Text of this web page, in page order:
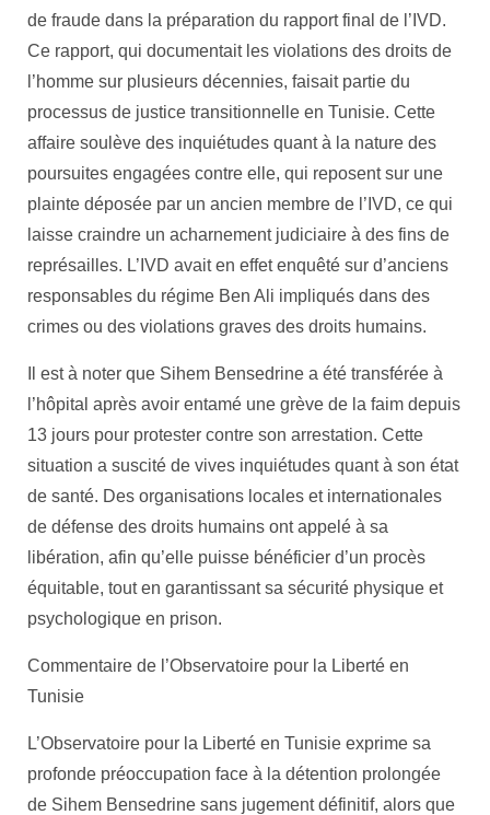
de fraude dans la préparation du rapport final de l’IVD.
Ce rapport, qui documentait les violations des droits de
l’homme sur plusieurs décennies, faisait partie du
processus de justice transitionnelle en Tunisie. Cette
affaire soulève des inquiétudes quant à la nature des
poursuites engagées contre elle, qui reposent sur une
plainte déposée par un ancien membre de l’IVD, ce qui
laisse craindre un acharnement judiciaire à des fins de
représailles. L’IVD avait en effet enquêté sur d’anciens
responsables du régime Ben Ali impliqués dans des
crimes ou des violations graves des droits humains.
Il est à noter que Sihem Bensedrine a été transférée à
l’hôpital après avoir entamé une grève de la faim depuis
13 jours pour protester contre son arrestation. Cette
situation a suscité de vives inquiétudes quant à son état
de santé. Des organisations locales et internationales
de défense des droits humains ont appelé à sa
libération, afin qu’elle puisse bénéficier d’un procès
équitable, tout en garantissant sa sécurité physique et
psychologique en prison.
Commentaire de l’Observatoire pour la Liberté en
Tunisie
L’Observatoire pour la Liberté en Tunisie exprime sa
profonde préoccupation face à la détention prolongée
de Sihem Bensedrine sans jugement définitif, alors que